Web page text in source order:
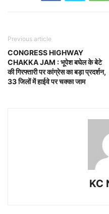
Previous article
CONGRESS HIGHWAY
CHAKKA JAM : भूपेश बघेल के बेटे
की गिरफ्तारी पर कांग्रेस का बड़ा प्रदर्शन,
33 जिलों में हाईवे पर चक्का जाम
KC